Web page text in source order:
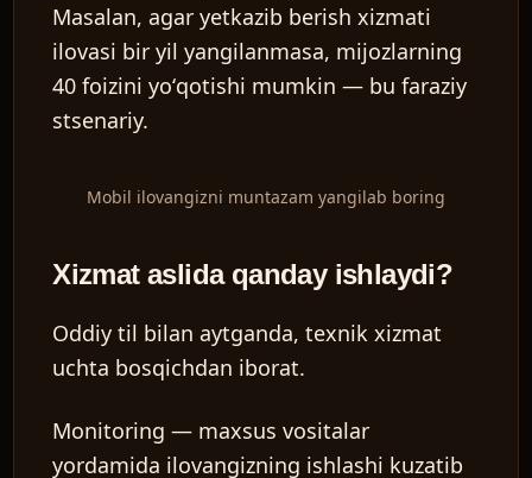
Masalan, agar yetkazib berish xizmati
ilovasi bir yil yangilanmasa, mijozlarning
40 foizini yoʻqotishi mumkin — bu faraziy
stsenariy.
Mobil ilovangizni muntazam yangilab boring
Xizmat aslida qanday ishlaydi?
Oddiy til bilan aytganda, texnik xizmat
uchta bosqichdan iborat.
Monitoring — maxsus vositalar
yordamida ilovangizning ishlashi kuzatib